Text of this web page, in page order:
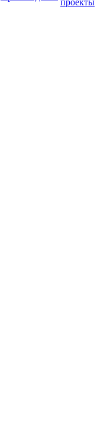
проекты